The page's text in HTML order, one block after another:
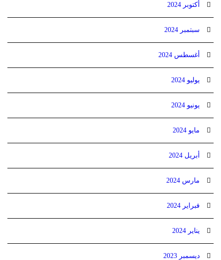
أكتوبر 2024
سبتمبر 2024
أغسطس 2024
يوليو 2024
يونيو 2024
مايو 2024
أبريل 2024
مارس 2024
فبراير 2024
يناير 2024
ديسمبر 2023